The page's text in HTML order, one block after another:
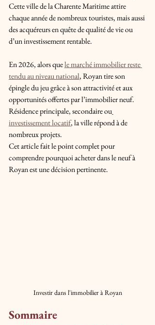
Cette ville de la Charente Maritime attire
chaque année de nombreux touristes, mais aussi
des acquéreurs en quête de qualité de vie ou
d’un investissement rentable.
En 2026, alors que le marché immobilier reste
tendu au niveau national, Royan tire son
épingle du jeu grâce à son attractivité et aux
opportunités offertes par l’immobilier neuf.
Résidence principale, secondaire ou
investissement locatif, la ville répond à de
nombreux projets.
Cet article fait le point complet pour
comprendre pourquoi acheter dans le neuf à
Royan est une décision pertinente.
Investir dans l'immobilier à Royan
Sommaire